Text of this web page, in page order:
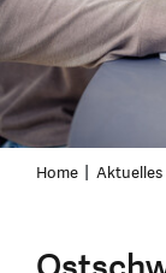
Home Aktuelles